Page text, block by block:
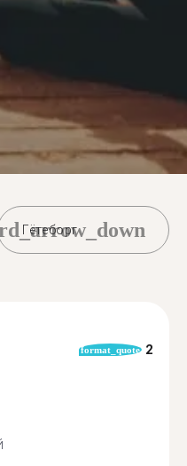
Гётеборг
format_quote 2